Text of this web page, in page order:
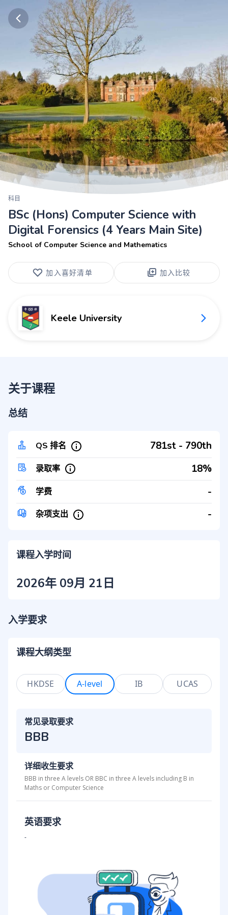
科目
BSc (Hons) Computer Science with
Digital Forensics (4 Years Main Site)
School of Computer Science and Mathematics
加入喜好清单 加入比较
Keele University
关于课程
总结
QS 排名 781st - 790th
录取率 18%
学费 -
杂项支出 -
课程入学时间
2026年 09月 21日
入学要求
课程大纲类型
HKDSE A-level IB UCAS
常见录取要求
BBB
详细收生要求
BBB in three A levels OR BBC in three A levels including B in
Maths or Computer Science
英语要求
-